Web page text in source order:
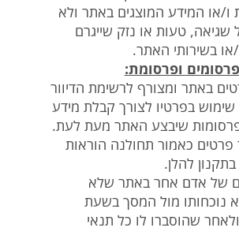
ו/או המידע המוצגים באתר ולא
שגיאה, טעות או נזק שייגרם
בשירותי האתר.
ופרסומת:
באתר ומצורף לרשימת הדיוור
בפרטיו לצורך קבלת מידע
ופרסומות שיבצע האתר מעת לעת.
כאמור תחולנה הוראות
להלן.
של אדם אחר באתר שלא
נוכחותו מול המסך בשעת
שהוסברו לו כל תנאי